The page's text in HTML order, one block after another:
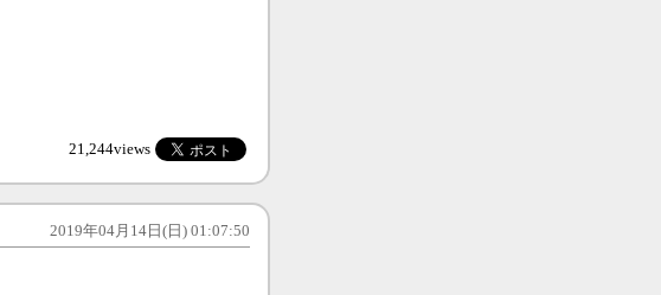
21,244views
2019年04月14日(日) 01:07:50